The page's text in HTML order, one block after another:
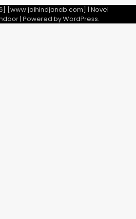
[www.jaihindjanab.com] | Novel
| Powered byWordPress.